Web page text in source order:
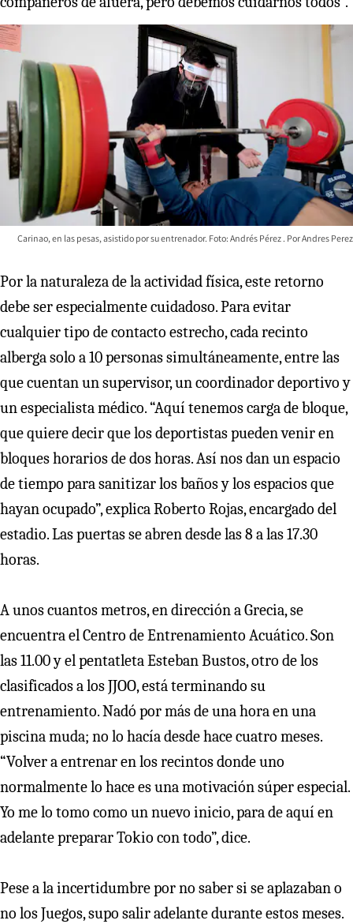
Carinao, en las pesas, asistido por su entrenador. Foto: Andrés Pérez Andres Perez
Por la naturaleza de la actividad física, este retorno
debe ser especialmente cuidadoso. Para evitar
cualquier tipo de contacto estrecho, cada recinto
alberga solo a 10 personas simultáneamente, entre las
que cuentan un supervisor, un coordinador deportivo y
un especialista médico. “Aquí tenemos carga de bloque,
que quiere decir que los deportistas pueden venir en
bloques horarios de dos horas. Así nos dan un espacio
de tiempo para sanitizar los baños y los espacios que
hayan ocupado”, explica Roberto Rojas, encargado del
estadio. Las puertas se abren desde las 8 a las 17.30
horas.
A unos cuantos metros, en dirección a Grecia, se
encuentra el Centro de Entrenamiento Acuático. Son
las 11.00 y el pentatleta Esteban Bustos, otro de los
clasificados a los JJOO, está terminando su
entrenamiento. Nadó por más de una hora en una
piscina muda; no lo hacía desde hace cuatro meses.
“Volver a entrenar en los recintos donde uno
normalmente lo hace es una motivación súper especial.
Yo me lo tomo como un nuevo inicio, para de aquí en
adelante preparar Tokio con todo”, dice.
Pese a la incertidumbre por no saber si se aplazaban o
no los Juegos, supo salir adelante durante estos meses.